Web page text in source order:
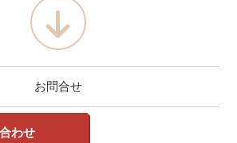
お問合せ
わせ